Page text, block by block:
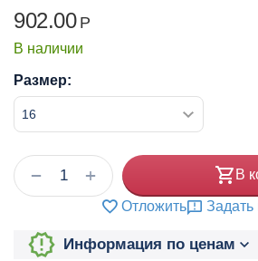
902.00 Р
В наличии
Размер:
+
− В
Отложить Задать
Информация по ценам